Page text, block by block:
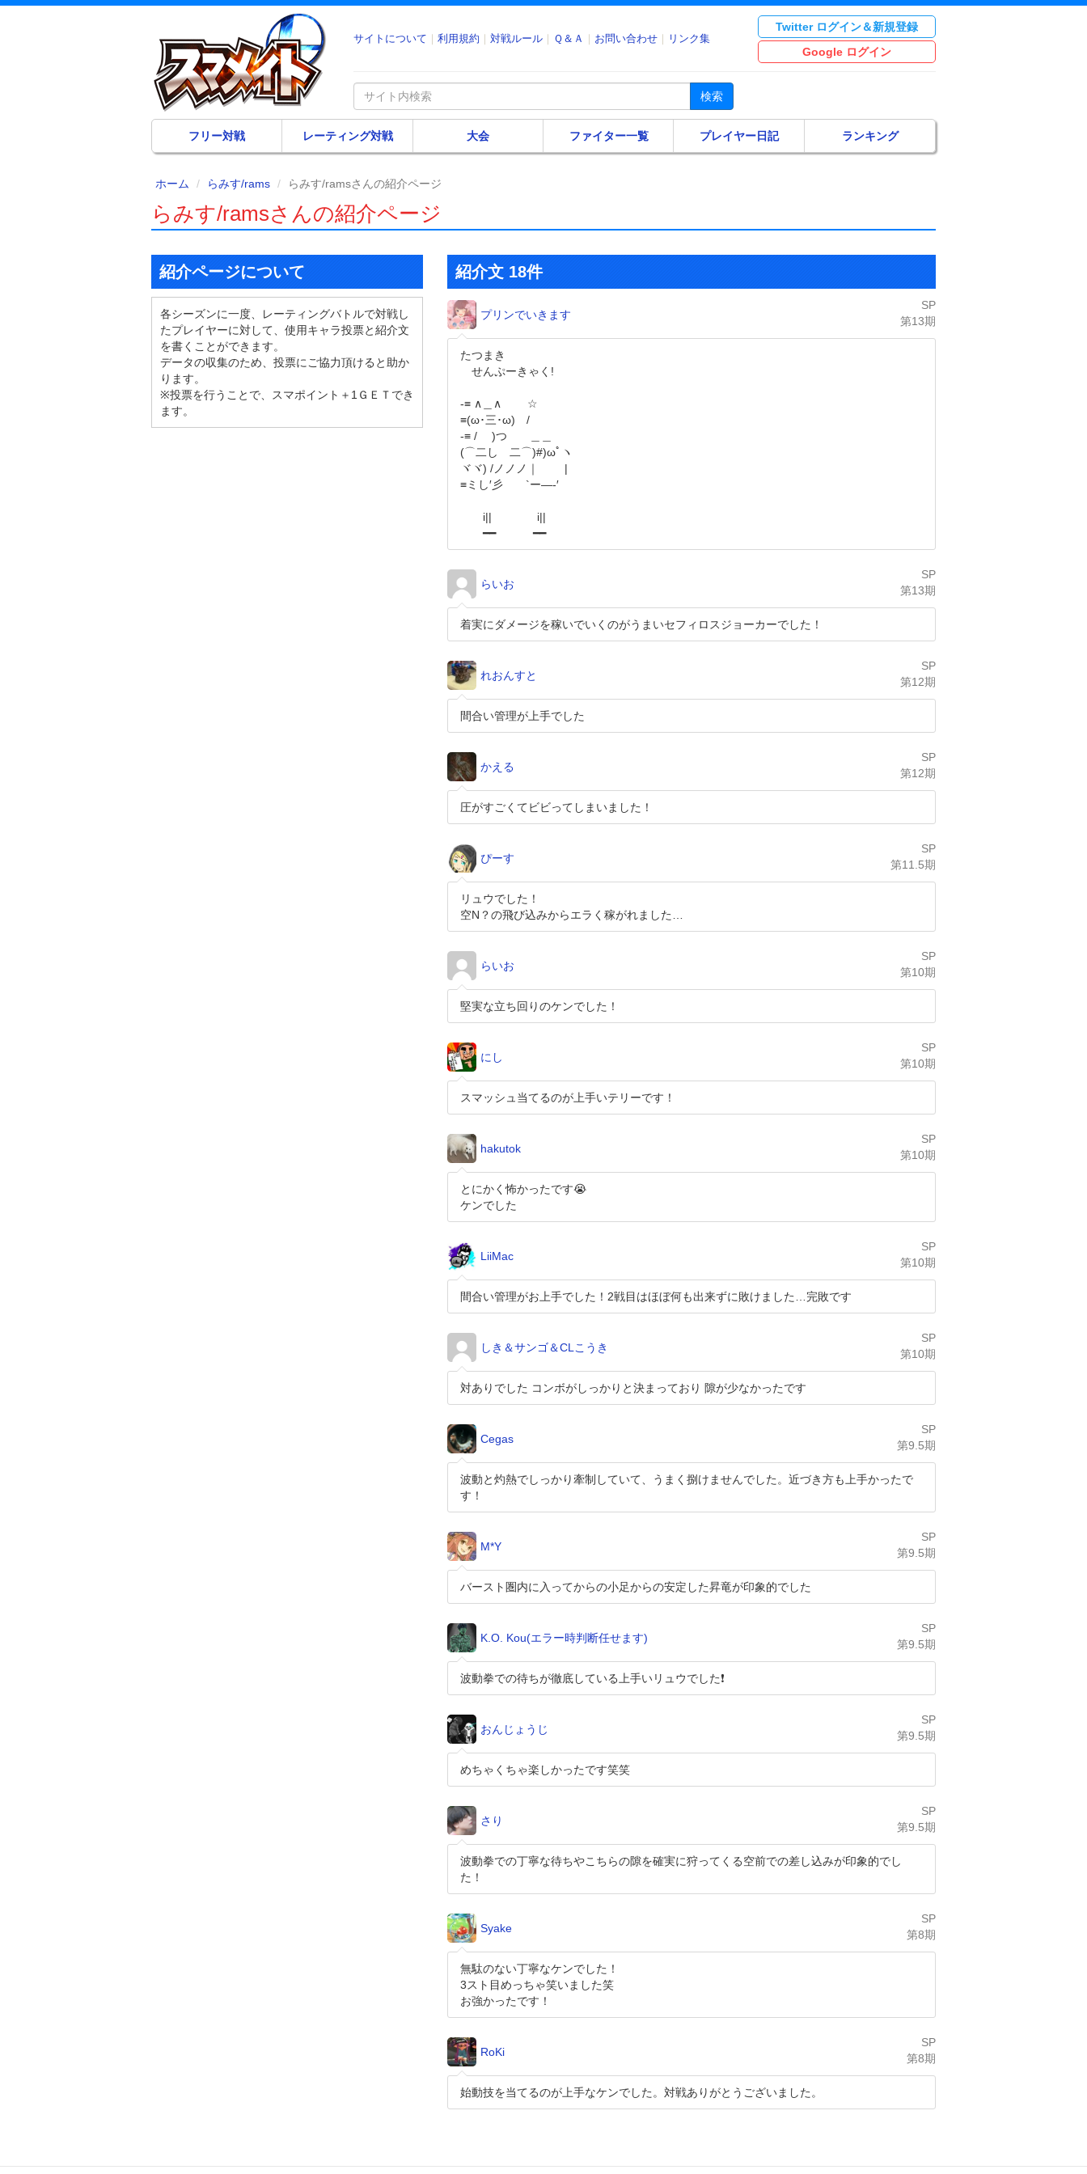
サイトについて 利用規約 対戦ルール Ｑ＆Ａ お問い合わせ リンク集
Twitter ログイン＆新規登録
Google ログイン
検索
フリー対戦 レーティング対戦 大会 ファイター一覧 プレイヤー日記 ランキング
ホーム らみす/rams らみす/ramsさんの紹介ページ
らみす/ramsさんの紹介ページ
紹介ページについて
各シーズンに一度、レーティングバトルで対戦し
たプレイヤーに対して、使用キャラ投票と紹介文
を書くことができます。
データの収集のため、投票にご協力頂けると助か
ります。
※投票を行うことで、スマポイント＋1ＧＥＴでき
ます。
紹介文 18件
プリンでいきます
SP
第13期
たつまき
せんぷーきゃく!
-≡ ∧＿∧ ☆
≡(ω･三･ω) /
-≡ / )つ ＿＿
(⌒二し 二⌒)#)ωﾟヽ
ヾヾ) /ノノノ｜ |
≡ミし′彡 `ー―-′
i|| i||
━━ ━━
らいお
SP
第13期
着実にダメージを稼いでいくのがうまいセフィロスジョーカーでした！
れおんすと
SP
第12期
間合い管理が上手でした
かえる
SP
第12期
圧がすごくてビビってしまいました！
ぴーす
SP
第11.5期
リュウでした！
空N？の飛び込みからエラく稼がれました…
らいお
SP
第10期
堅実な立ち回りのケンでした！
にし
SP
第10期
スマッシュ当てるのが上手いテリーです！
hakutok
SP
第10期
とにかく怖かったです😭
ケンでした
LiiMac
SP
第10期
間合い管理がお上手でした！2戦目はほぼ何も出来ずに敗けました…完敗です
しき＆サンゴ＆CLこうき
SP
第10期
対ありでした コンボがしっかりと決まっており 隙が少なかったです
Cegas
SP
第9.5期
波動と灼熱でしっかり牽制していて、うまく捌けませんでした。近づき方も上手かったで
す！
M*Y
SP
第9.5期
バースト圏内に入ってからの小足からの安定した昇竜が印象的でした
K.O. Kou(エラー時判断任せます)
SP
第9.5期
波動拳での待ちが徹底している上手いリュウでした❗️
おんじょうじ
SP
第9.5期
めちゃくちゃ楽しかったです笑笑
さり
SP
第9.5期
波動拳での丁寧な待ちやこちらの隙を確実に狩ってくる空前での差し込みが印象的でし
た！
Syake
SP
第8期
無駄のない丁寧なケンでした！
3スト目めっちゃ笑いました笑
お強かったです！
RoKi
SP
第8期
始動技を当てるのが上手なケンでした。対戦ありがとうございました。